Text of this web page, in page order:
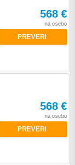
568 €
na osebo
PREVERI
568 €
na osebo
PREVERI